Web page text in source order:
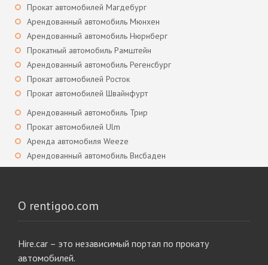
Прокат автомобилей Магдебург
Арендованный автомобиль Мюнхен
Арендованный автомобиль Нюрнберг
Прокатный автомобиль Рамштейн
Арендованный автомобиль Регенсбург
Прокат автомобилей Росток
Прокат автомобилей Швайнфурт
Арендованный автомобиль Трир
Прокат автомобилей Ulm
Аренда автомобиля Weeze
Арендованный автомобиль Висбаден
О rentigoo.com
Hire.car – это независимый портал по прокату
автомобилей.